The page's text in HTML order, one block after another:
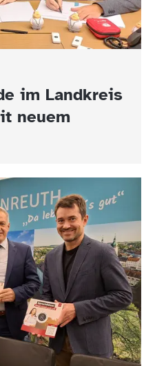
im Landkreis
neuem